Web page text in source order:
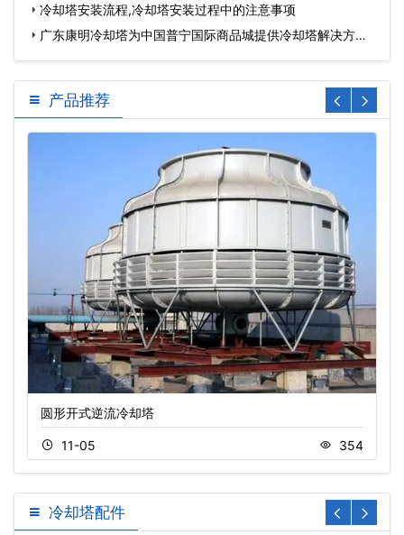
冷却塔安装流程,冷却塔安装过程中的注意事项
广东康明冷却塔为中国普宁国际商品城提供冷却塔解决方
案…
产品推荐
圆形开式逆流冷却塔
11-05 354
冷却塔配件